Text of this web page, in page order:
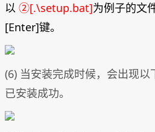
以 ②[.\setup.bat]为例子的文
[Enter]键。
(6) 当安装完成时候，会出现
已安装成功。